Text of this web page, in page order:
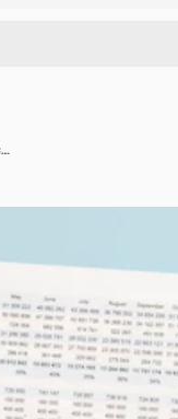
Gráficos y tablas de negocios en la mesa. Desarrollo financiero, Cuenta bancaria, Estadísticas